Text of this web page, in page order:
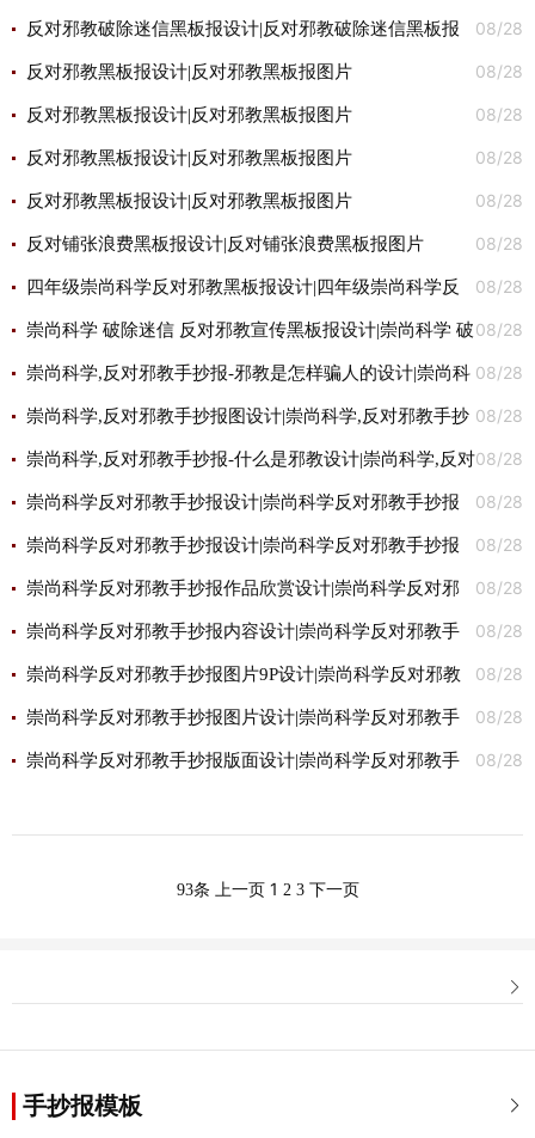
图片 08/28
反对邪教破除迷信黑板报设计|反对邪教破除迷信黑板报
图片 08/28
反对邪教黑板报设计|反对邪教黑板报图片
08/28
反对邪教黑板报设计|反对邪教黑板报图片
08/28
反对邪教黑板报设计|反对邪教黑板报图片
08/28
反对邪教黑板报设计|反对邪教黑板报图片
08/28
反对铺张浪费黑板报设计|反对铺张浪费黑板报图片
08/28
四年级崇尚科学反对邪教黑板报设计|四年级崇尚科学反
对邪教黑板报图片 08/28
崇尚科学 破除迷信 反对邪教宣传黑板报设计|崇尚科学 破
除迷信 反对邪教宣传黑板报图片 08/28
崇尚科学,反对邪教手抄报-邪教是怎样骗人的设计|崇尚科
学,反对邪教手抄报-邪教是怎样骗人的图片 08/28
崇尚科学,反对邪教手抄报图设计|崇尚科学,反对邪教手抄
报图图片 08/28
崇尚科学,反对邪教手抄报-什么是邪教设计|崇尚科学,反对
邪教手抄报-什么是邪教图片 08/28
崇尚科学反对邪教手抄报设计|崇尚科学反对邪教手抄报
图片 08/28
崇尚科学反对邪教手抄报设计|崇尚科学反对邪教手抄报
图片 08/28
崇尚科学反对邪教手抄报作品欣赏设计|崇尚科学反对邪
教手抄报作品欣赏图片 08/28
崇尚科学反对邪教手抄报内容设计|崇尚科学反对邪教手
抄报内容图片 08/28
崇尚科学反对邪教手抄报图片9P设计|崇尚科学反对邪教
手抄报图片9P图片 08/28
崇尚科学反对邪教手抄报图片设计|崇尚科学反对邪教手
抄报图片 08/28
崇尚科学反对邪教手抄报版面设计|崇尚科学反对邪教手
93条 上一页 1 2 3 下一页


手抄报模板